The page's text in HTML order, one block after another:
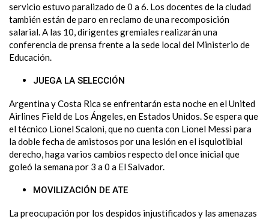
servicio estuvo paralizado de 0 a 6. Los docentes de la ciudad
también están de paro en reclamo de una recomposición
salarial. A las 10, dirigentes gremiales realizarán una
conferencia de prensa frente a la sede local del Ministerio de
Educación.
JUEGA LA SELECCIÓN
Argentina y Costa Rica se enfrentarán esta noche en el United
Airlines Field de Los Ángeles, en Estados Unidos. Se espera que
el técnico Lionel Scaloni, que no cuenta con Lionel Messi para
la doble fecha de amistosos por una lesión en el isquiotibial
derecho, haga varios cambios respecto del once inicial que
goleó la semana por 3 a 0 a El Salvador.
MOVILIZACIÓN DE ATE
La preocupación por los despidos injustificados y las amenazas